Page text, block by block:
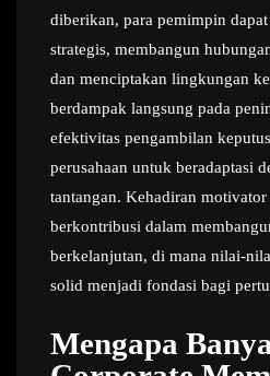
diberikan, para pemimpin
strategis, membangun
dan menciptakan lingkungan
berdampak langsung pada
efektivitas pengambilan
perusahaan untuk beradaptasi
tantangan. Kehadiran
berkontribusi dalam
berkelanjutan, di mana nilai-
solid menjadi fondasi bagi
Mengapa